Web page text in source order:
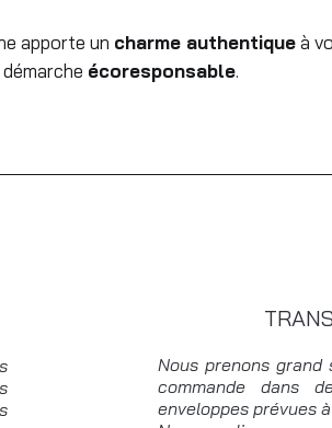
apporte un charme authentiqueà
écoresponsable.
Nous prenons grand
commande dans
enveloppes prévues